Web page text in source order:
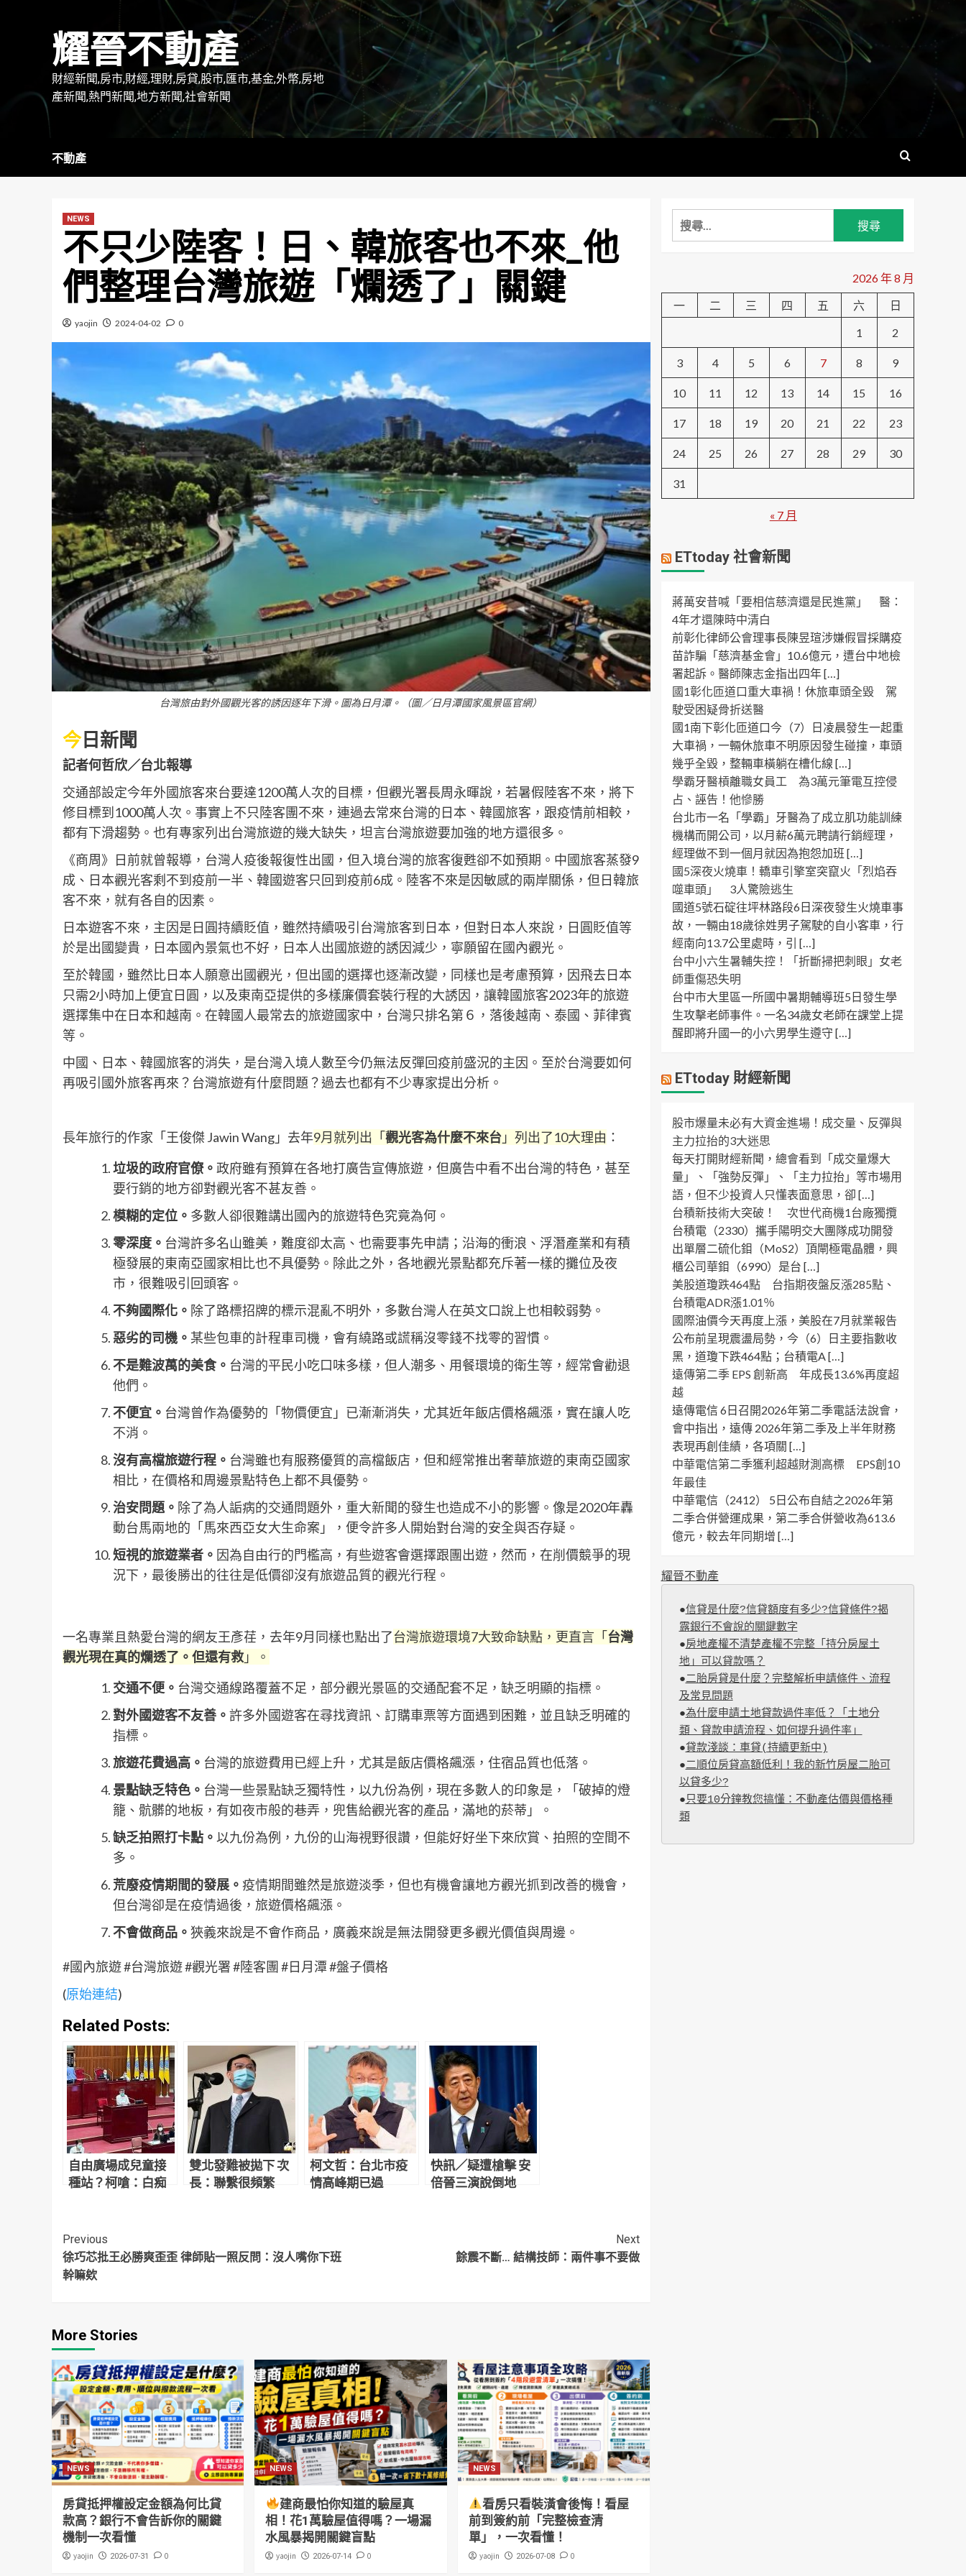
耀晉不動產
財經新聞,房市,財經,理財,房貸,股市,匯市,基金,外幣,房地
產新聞,熱門新聞,地方新聞,社會新聞
不動產
NEWS
不只少陸客！日、韓旅客也不來_他
們整理台灣旅遊「爛透了」關鍵
yaojin 2024-04-02 0
台灣旅由對外國觀光客的誘因逐年下滑。圖為日月潭。（圖／日月潭國家風景區官網）
今日新聞
記者何哲欣／台北報導
交通部設定今年外國旅客來台要達1200萬人次的目標，但觀光署長周永暉說，若暑假陸客不來，將下
修目標到1000萬人次。事實上不只陸客團不來，連過去常來台灣的日本、韓國旅客，跟疫情前相較，
都有下滑趨勢。也有專家列出台灣旅遊的幾大缺失，坦言台灣旅遊要加強的地方還很多。
《商周》日前就曾報導，台灣人疫後報復性出國，但入境台灣的旅客復甦卻不如預期。中國旅客蒸發9
成、日本觀光客剩不到疫前一半、韓國遊客只回到疫前6成。陸客不來是因敏感的兩岸關係，但日韓旅
客不來，就有各自的因素。
日本遊客不來，主因是日圓持續貶值，雖然持續吸引台灣旅客到日本，但對日本人來說，日圓貶值等
於是出國變貴，日本國內景氣也不好，日本人出國旅遊的誘因減少，寧願留在國內觀光。
至於韓國，雖然比日本人願意出國觀光，但出國的選擇也逐漸改變，同樣也是考慮預算，因飛去日本
只需2小時加上便宜日圓，以及東南亞提供的多樣廉價套裝行程的大誘因，讓韓國旅客2023年的旅遊
選擇集中在日本和越南。在韓國人最常去的旅遊國家中，台灣只排名第６，落後越南、泰國、菲律賓
等。
中國、日本、韓國旅客的消失，是台灣入境人數至今仍無法反彈回疫前盛況的主因。至於台灣要如何
再吸引國外旅客再來？台灣旅遊有什麼問題？過去也都有不少專家提出分析。
長年旅行的作家「王俊傑 Jawin Wang」去年9月就列出「觀光客為什麼不來台 」列出了10大理由 ：
垃圾的政府官僚。 政府雖有預算在各地打廣告宣傳旅遊，但廣告中看不出台灣的特色，甚至
要行銷的地方卻對觀光客不甚友善。
模糊的定位。 多數人卻很難講出國內的旅遊特色究竟為何。
零深度。 台灣許多名山雖美，難度卻太高、也需要事先申請；沿海的衝浪、浮潛產業和有積
極發展的東南亞國家相比也不具優勢。除此之外，各地觀光景點都充斥著一樣的攤位及夜
市，很難吸引回頭客。
不夠國際化。 除了路標招牌的標示混亂不明外，多數台灣人在英文口說上也相較弱勢。
惡劣的司機。 某些包車的計程車司機，會有繞路或謊稱沒零錢不找零的習慣。
不是難波萬的美食。 台灣的平民小吃口味多樣，但人潮多、用餐環境的衛生等，經常會勸退
他們。
不便宜。 台灣曾作為優勢的「物價便宜」已漸漸消失，尤其近年飯店價格飆漲，實在讓人吃
不消。
沒有高檔旅遊行程。 台灣雖也有服務優質的高檔飯店，但和經常推出奢華旅遊的東南亞國家
相比，在價格和周邊景點特色上都不具優勢。
治安問題。 除了為人詬病的交通問題外，重大新聞的發生也造成不小的影響。像是2020年轟
動台馬兩地的「馬來西亞女大生命案」，便令許多人開始對台灣的安全與否存疑。
短視的旅遊業者。 因為自由行的門檻高，有些遊客會選擇跟團出遊，然而，在削價競爭的現
況下，最後勝出的往往是低價卻沒有旅遊品質的觀光行程。
一名專業且熱愛台灣的網友王彥荏，去年9月同樣也點出了台灣旅遊環境7大致命缺點，更直言「台灣
觀光現在真的爛透了。但還有救 」。
交通不便。 台灣交通線路覆蓋不足，部分觀光景區的交通配套不足，缺乏明顯的指標。
對外國遊客不友善。 許多外國遊客在尋找資訊、訂購車票等方面遇到困難，並且缺乏明確的
指標。
旅遊花費過高。 台灣的旅遊費用已經上升，尤其是飯店價格飆漲，住宿品質也低落。
景點缺乏特色。 台灣一些景點缺乏獨特性，以九份為例，現在多數人的印象是，「破掉的燈
籠、骯髒的地板，有如夜市般的巷弄，兜售給觀光客的產品，滿地的菸蒂」。
缺乏拍照打卡點。 以九份為例，九份的山海視野很讚，但能好好坐下來欣賞、拍照的空間不
多。
荒廢疫情期間的發展。 疫情期間雖然是旅遊淡季，但也有機會讓地方觀光抓到改善的機會，
但台灣卻是在疫情過後，旅遊價格飆漲。
不會做商品。 狹義來說是不會作商品，廣義來說是無法開發更多觀光價值與周邊。
#國內旅遊 #台灣旅遊 #觀光署 #陸客團 #日月潭 #盤子價格
(原始連結)
Related Posts:
自由廣場成兒童接
種站？柯嗆：白痴
雙北發難被拋下 次
長：聯繫很頻繁
柯文哲：台北市疫
情高峰期已過
快訊／疑遭槍擊 安
倍晉三演說倒地
Continue
Reading
Previous
徐巧芯批王必勝爽歪歪 律師貼一照反問：沒人嘴你下班
幹嘛欸
Next
餘震不斷… 結構技師：兩件事不要做
More Stories
NEWS
房貸抵押權設定金額為何比貸
款高？銀行不會告訴你的關鍵
機制一次看懂
yaojin 2026-07-31 0
NEWS
建商最怕你知道的驗屋真
相！花1萬驗屋值得嗎？一場漏
水風暴揭開關鍵盲點
yaojin 2026-07-14 0
NEWS
看房只看裝潢會後悔！看屋
前到簽約前「完整檢查清
單」，一次看懂！
yaojin 2026-07-08 0
搜
尋
字:
2026 年 8 月
一
二 三 四 五 六
日
1
2
3 4 5 6 7 8 9
10 11 12 13 14 15 16
17 18 19 20 21 22 23
24 25 26 27 28 29 30
31
« 7 月
ETtoday 社會新聞
蔣萬安昔喊「要相信慈濟還是民進黨」 醫：
4年才還陳時中清白
前彰化律師公會理事長陳昱瑄涉嫌假冒採購疫
苗詐騙「慈濟基金會」10.6億元，遭台中地檢
署起訴。醫師陳志金指出四年 […]
國1彰化匝道口重大車禍！休旅車頭全毀 駕
駛受困疑骨折送醫
國1南下彰化匝道口今（7）日凌晨發生一起重
大車禍，一輛休旅車不明原因發生碰撞，車頭
幾乎全毀，整輛車橫躺在槽化線 […]
學霸牙醫槓離職女員工 為3萬元筆電互控侵
占、誣告！他慘勝
台北市一名「學霸」牙醫為了成立肌功能訓練
機構而開公司，以月薪6萬元聘請行銷經理，
經理做不到一個月就因為抱怨加班 […]
國5深夜火燒車！轎車引擎室突竄火「烈焰吞
噬車頭」 3人驚險逃生
國道5號石碇往坪林路段6日深夜發生火燒車事
故，一輛由18歲徐姓男子駕駛的自小客車，行
經南向13.7公里處時，引 […]
台中小六生暑輔失控！「折斷掃把刺眼」女老
師重傷恐失明
台中市大里區一所國中暑期輔導班5日發生學
生攻擊老師事件。一名34歲女老師在課堂上提
醒即將升國一的小六男學生遵守 […]
ETtoday 財經新聞
股市爆量未必有大資金進場！成交量、反彈與
主力拉抬的3大迷思
每天打開財經新聞，總會看到「成交量爆大
量」、「強勢反彈」、「主力拉抬」等市場用
語，但不少投資人只懂表面意思，卻 […]
台積新技術大突破！ 次世代商機1台廠獨攬
台積電（2330）攜手陽明交大團隊成功開發
出單層二硫化鉬（MoS2）頂閘極電晶體，興
櫃公司華鉬（6990）是台 […]
美股道瓊跌464點 台指期夜盤反漲285點、
台積電ADR漲1.01％
國際油價今天再度上漲，美股在7月就業報告
公布前呈現震盪局勢，今（6）日主要指數收
黑，道瓊下跌464點；台積電A […]
遠傳第二季 EPS 創新高 年成長13.6%再度超
越
遠傳電信 6日召開2026年第二季電話法說會，
會中指出，遠傳 2026年第二季及上半年財務
表現再創佳績，各項關 […]
中華電信第二季獲利超越財測高標 EPS創10
年最佳
中華電信（2412） 5日公布自結之2026年第
二季合併營運成果，第二季合併營收為613.6
億元，較去年同期增 […]
耀晉不動產
●信貸是什麼?信貸額度有多少?信貸條件?揭
露銀行不會說的關鍵數字
●房地產權不清楚產權不完整「持分房屋土
地」可以貸款嗎？
●二胎房貸是什麼？完整解析申請條件、流程
及常見問題
●為什麼申請土地貸款過件率低？「土地分
類、貸款申請流程、如何提升過件率」
●貸款淺談：車貸(持續更新中)
●二順位房貸高額低利！我的新竹房屋二胎可
以貸多少?
●只要10分鐘教您搞懂：不動產估價與價格種
類